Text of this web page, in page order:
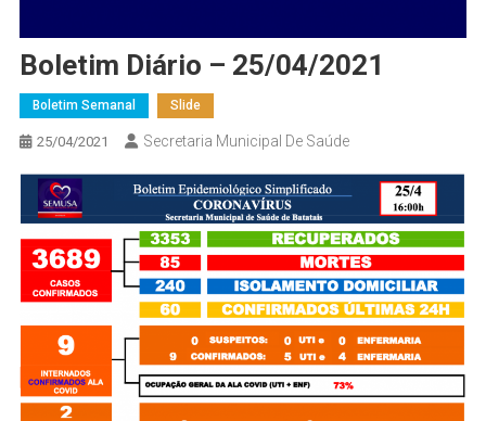
Boletim Diário – 25/04/2021
Boletim Semanal Slide
25/04/2021 Secretaria Municipal De Saúde